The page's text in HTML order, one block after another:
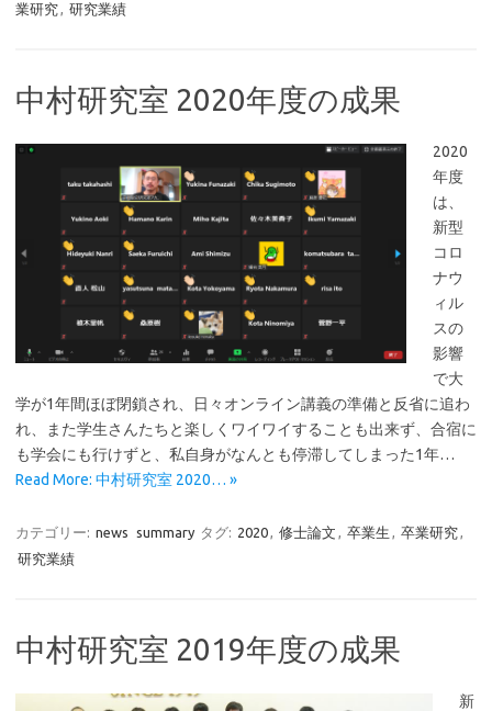
業研究, 研究業績
中村研究室 2020年度の成果
2020
年度
は、
新型
コロ
ナウ
ィル
スの
影響
で大
学が1年間ほぼ閉鎖され、日々オンライン講義の準備と反省に追わ
れ、また学生さんたちと楽しくワイワイすることも出来ず、合宿に
も学会にも行けずと、私自身がなんとも停滞してしまった1年…
Read More: 中村研究室 2020… »
カテゴリー: news summary タグ: 2020, 修士論文 , 卒業生 , 卒業研究,
研究業績
中村研究室 2019年度の成果
新